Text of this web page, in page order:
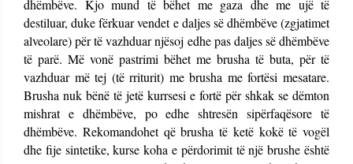
dhëmbëve. Kjo mund të bëhet me gaza dhe me ujë të
destiluar, duke fërkuar vendet e daljes së dhëmbëve (zgjatimet
alveolare) për të vazhduar njësoj edhe pas daljes së dhëmbëve
të parë. Më vonë pastrimi bëhet me brusha të buta, për të
vazhduar më tej (të rriturit) me brusha me fortësi mesatare.
Brusha nuk bënë të jetë kurrsesi e fortë për shkak se dëmton
mishrat e dhëmbëve, po edhe shtresën sipërfaqësore të
dhëmbëve. Rekomandohet që brusha të ketë kokë të vogël
dhe fije sintetike, kurse koha e përdorimit të një brushe është